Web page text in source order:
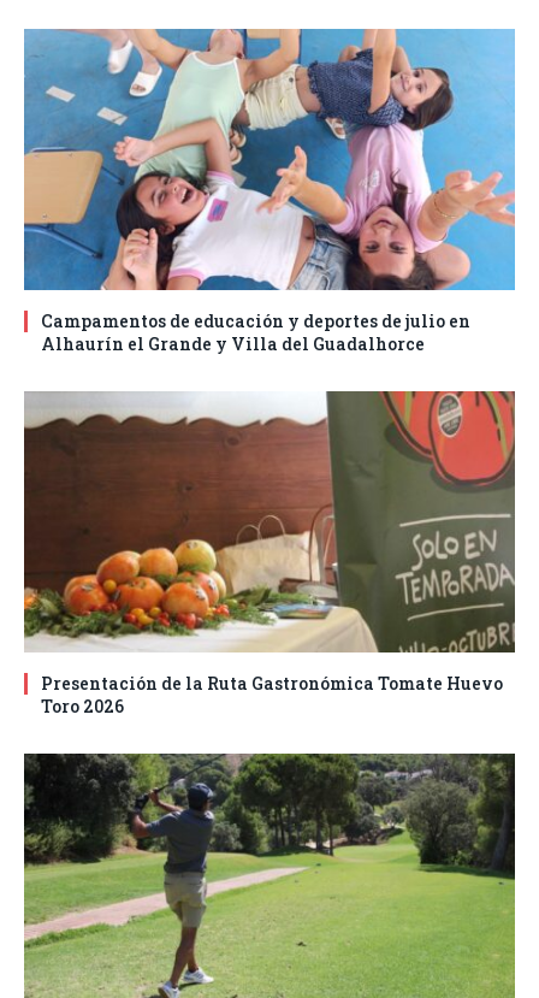
Campamentos de educación y deportes de julio en
Alhaurín el Grande y Villa del Guadalhorce
Presentación de la Ruta Gastronómica Tomate Huevo
Toro 2026